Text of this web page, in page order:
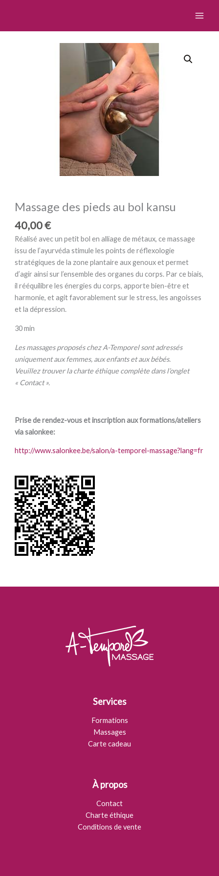
Massage des pieds au bol kansu
40,00€
Réalisé avec un petit bol en alliage de métaux, ce massage
issu de l’ayurvéda stimule les points de réflexologie
stratégiques de la zone plantaire aux genoux et permet
d’agir ainsi sur l’ensemble des organes du corps. Par ce biais,
il rééquilibre les énergies du corps, apporte bien-être et
harmonie, et agit favorablement sur le stress, les angoisses
et la dépression.
30 min
Les massages proposés chez A-Temporel sont adressés
uniquement aux femmes, aux enfants et aux bébés.
Veuillez trouver la charte éthique complète dans l’onglet
« Contact ».
Prise de rendez-vous et inscription aux formations/ateliers
via salonkee:
http://www.salonkee.be/salon/a-temporel-massage?lang=fr
Services
Formations
Massages
Carte cadeau
À propos
Contact
Charte éthique
Conditions de vente